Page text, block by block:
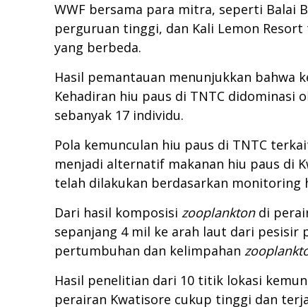
WWF bersama para mitra, seperti Balai
perguruan tinggi, dan Kali Lemon
yang berbeda.
Hasil pemantauan menunjukkan bahwa
Kehadiran hiu paus di TNTC didominasi
sebanyak 17 individu.
Pola kemunculan hiu paus di TNTC
menjadi alternatif makanan hiu paus di
telah dilakukan berdasarkan
Dari hasil komposisi zooplanktondi
sepanjang 4 mil ke arah laut dari pesisir
pertumbuhan dan kelimpahan
Hasil penelitian dari 10 titik lokasi
perairan Kwatisore cukup tinggi dan